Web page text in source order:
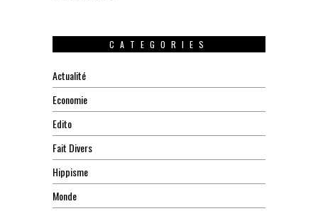
CATEGORIES
Actualité
Economie
Edito
Fait Divers
Hippisme
Monde